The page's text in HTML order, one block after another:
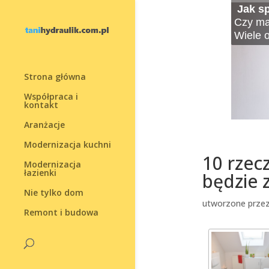
Strona główna
Współpraca i
kontakt
Aranżacje
Modernizacja kuchni
Modernizacja
łazienki
Nie tylko dom
Remont i budowa
Jak
Czy
Wiele
10
życia.
Meble
Jak
Mały
Mała
Top
Lato
10
będzie
utworzone przez